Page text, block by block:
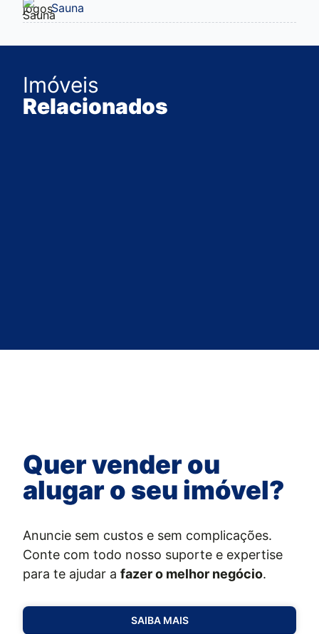
Sauna
Imóveis
Relacionados
Quer vender ou
alugar o seu imóvel?
Anuncie sem custos e sem complicações.
Conte com todo nosso suporte e expertise
para te ajudar a fazer o melhor negócio.
SAIBA MAIS